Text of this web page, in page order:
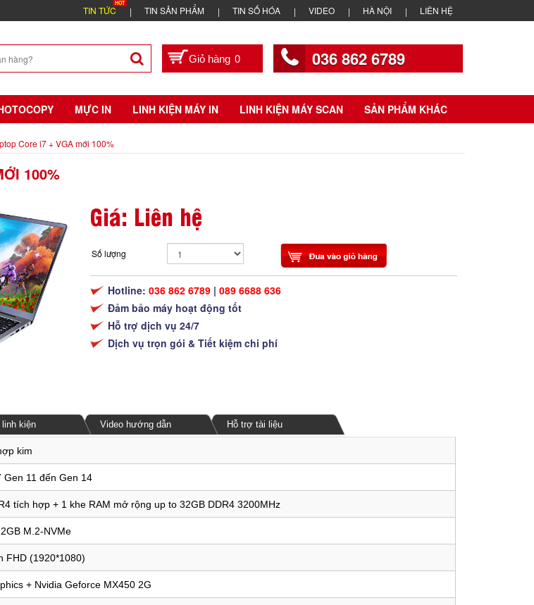
TIN TỨC TIN SẢN PHẨM TIN SỐ HÓA VIDEO HÀ NỘI LIÊN HỆ
0 036 862 6789
MỰC IN LINH KIỆN MÁY IN LINH KIỆN MÁY SCAN SẢN PHẨM KHÁC
Core i7 + VGA mới 100%
100%
Giá: Liên hệ
Số lượng
Hotline:036 862 6789 | 089 6688 636
Đảm bảo máy hoạt động tốt
Hỗ trợ dịch vụ 24/7
Dịch vụ trọn gói & Tiết kiệm chi phí
kiện Video hướng dẫn Hỗ trợ tài liệu
kim
11 đến Gen 14
tích hợp + 1 khe RAM mở rộng up to 32GB DDR4 3200MHz
M.2-NVMe
FHD (1920*1080)
+ Nvidia Geforce MX450 2G